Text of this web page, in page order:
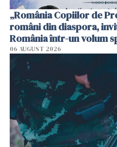
„România Copiilor de
români din diaspora,
România într-un volum
06 AUGUST 2026